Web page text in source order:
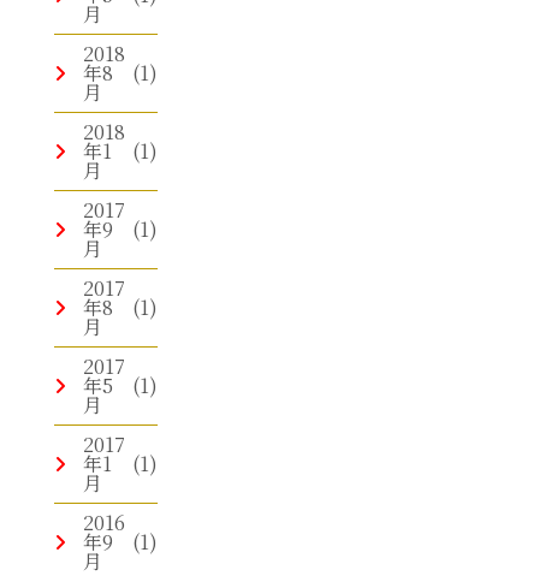
月
2018
年8
月
(1)
2018
年1
月
(1)
2017
年9
月
(1)
2017
年8
月
(1)
2017
年5
月
(1)
2017
年1
月
(1)
2016
年9
月
(1)